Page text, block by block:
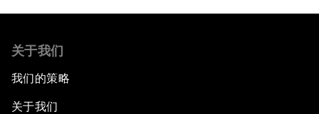
关于我们
我们的策略
关于我们